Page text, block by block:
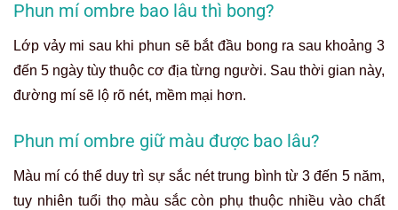
Phun mí ombre bao lâu thì bong?
Lớp vảy mi sau khi phun sẽ bắt đầu bong ra sau khoảng 3
đến 5 ngày tùy thuộc cơ địa từng người. Sau thời gian này,
đường mí sẽ lộ rõ nét, mềm mại hơn.
Phun mí ombre giữ màu được bao lâu?
Màu mí có thể duy trì sự sắc nét trung bình từ 3 đến 5 năm,
tuy nhiên tuổi thọ màu sắc còn phụ thuộc nhiều vào chất